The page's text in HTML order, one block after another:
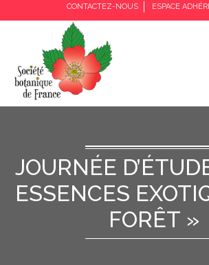
CONTACTEZ-NOUS ESPACE
JOURNÉE
ESSENCES
FORÊT »